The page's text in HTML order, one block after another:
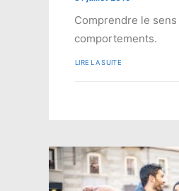
Comprendre le
comportements.
LIRE LA SUITE